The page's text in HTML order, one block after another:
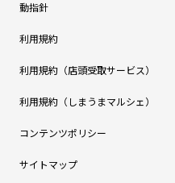
動指針
利用規約
利用規約（店頭受取サービス）
利用規約（しまうまマルシェ）
コンテンツポリシー
サイトマップ